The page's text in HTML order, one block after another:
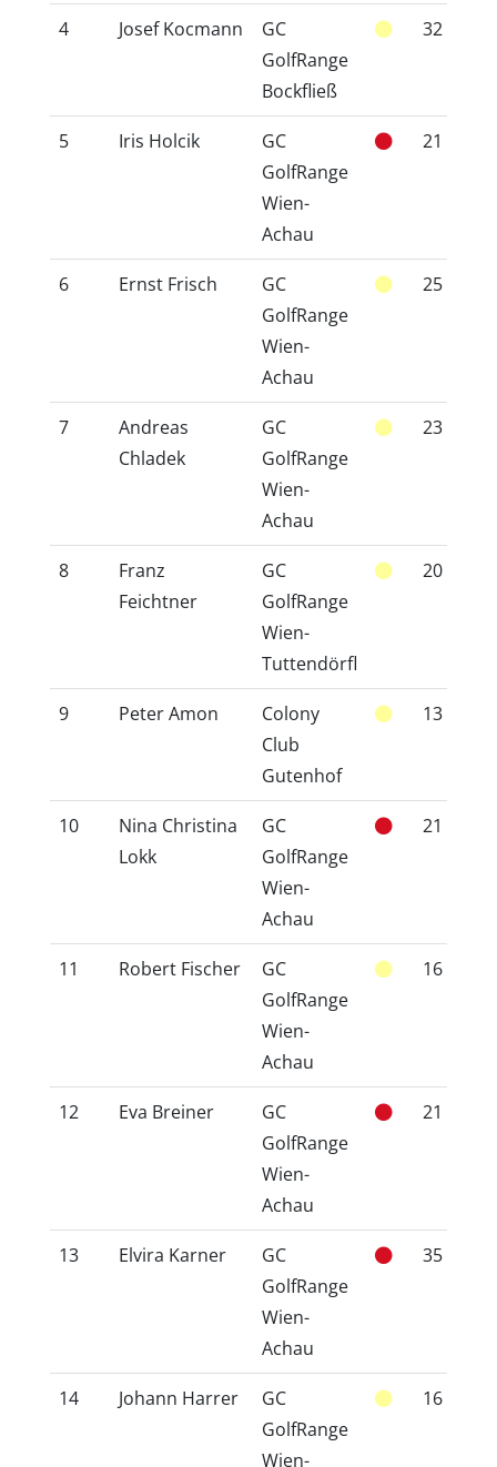
4 Josef Kocmann
GC
GolfRange
Bockfließ
32
5 Iris Holcik
GC
GolfRange
Wien-
Achau
21
6 Ernst Frisch
GC
GolfRange
Wien-
Achau
25
7
Andreas
Chladek
GC
GolfRange
Wien-
Achau
23
8
Franz
Feichtner
GC
GolfRange
Wien-
Tuttendörfl
20
9 Peter Amon
Colony
Club
Gutenhof
13
10
Nina Christina
Lokk
GC
GolfRange
Wien-
Achau
21
11 Robert Fischer
GC
GolfRange
Wien-
Achau
16
12 Eva Breiner
GC
GolfRange
Wien-
Achau
21
13 Elvira Karner
GC
GolfRange
Wien-
Achau
35
14 Johann Harrer
GC
GolfRange
Wien-
16